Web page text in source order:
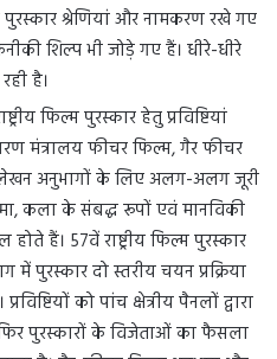
पुरस्कार श्रेणियां और नामकरण रखे गए
शिल्प भी जोड़े गए हैं। धीरे-धीरे
है।
फिल्म पुरस्कार हेतु प्रविष्टियां
मंत्रालय फीचर फिल्म, गैर फीचर
लेखन अनुभागों के लिए अलग-अलग जूरी
कला के संबद्ध रूपों एवं मानविकी
होते हैं। 57वें राष्ट्रीय फिल्म पुरस्कार
पुरस्कार दो स्तरीय चयन प्रक्रिया
को पांच क्षेत्रीय पैनलों द्वारा
पुरस्कारों के विजेताओं का फैसला